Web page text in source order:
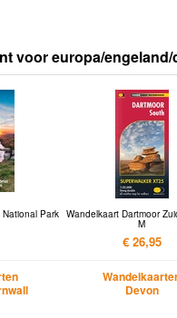
voor europa/
Park Wandelkaart Dartmoor
M
€ 26,95
Devon